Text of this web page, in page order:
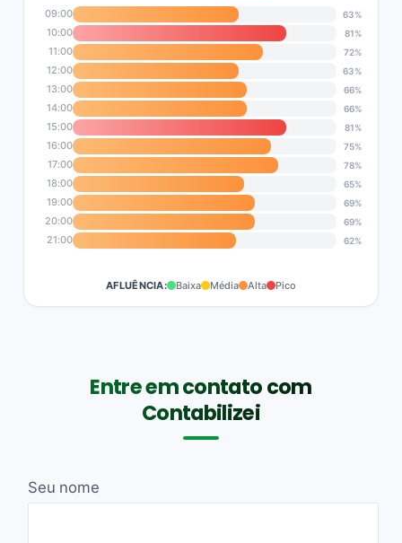
09:00 63%
10:00 81%
11:00 72%
12:00 63%
13:00 66%
14:00 66%
15:00 81%
16:00 75%
17:00 78%
18:00 65%
19:00 69%
20:00 69%
21:00 62%
AFLUÊNCIA: Baixa Média Alta Pico
Entre em contato com
Contabilizei
Seu nome